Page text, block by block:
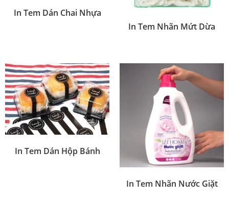
In Tem Dán Chai Nhựa
In Tem Nhãn Mứt Dừa
In Tem Dán Hộp Bánh
In Tem Nhãn Nước Giặt